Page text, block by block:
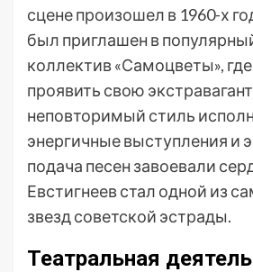
сцене произошел в 1960-х
был приглашен в
коллектив «Самоцветы»,
проявить свою
неповторимый стиль
энергичные выступления и
подача песен завоевали
Евстигнеев стал одной из
звезд советской эстрады.
Театральная